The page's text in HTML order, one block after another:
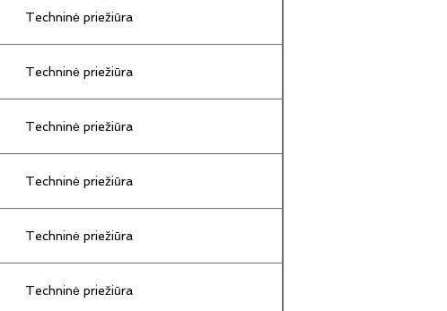
Techninė priežiūra
Techninė priežiūra
Techninė priežiūra
Techninė priežiūra
Techninė priežiūra
Techninė priežiūra